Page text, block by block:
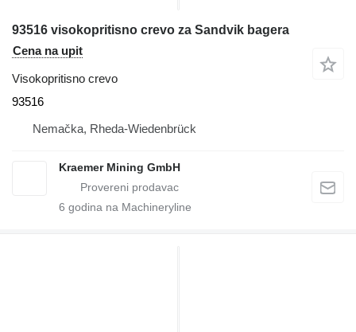
93516 visokopritisno crevo za Sandvik bagera
Cena na upit
Visokopritisno crevo
93516
Nemačka, Rheda-Wiedenbrück
Kraemer Mining GmbH
6 godina na Machineryline